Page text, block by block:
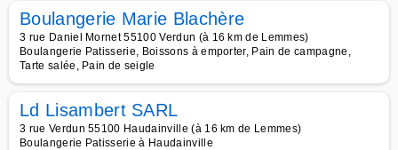
Boulangerie Marie Blachère
3 rue Daniel Mornet 55100 Verdun (à 16 km de Lemmes)
Boulangerie Patisserie, Boissons à emporter, Pain de campagne,
Tarte salée, Pain de seigle
Ld Lisambert SARL
3 rue Verdun 55100 Haudainville (à 16 km de Lemmes)
Boulangerie Patisserie à Haudainville